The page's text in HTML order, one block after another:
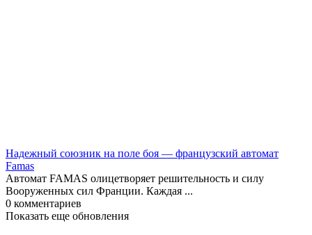
Надежный союзник на поле боя — французский автомат
Famas
Автомат FAMAS олицетворяет решительность и силу
Вооруженных сил Франции. Каждая ...
0 комментариев
Показать еще обновления